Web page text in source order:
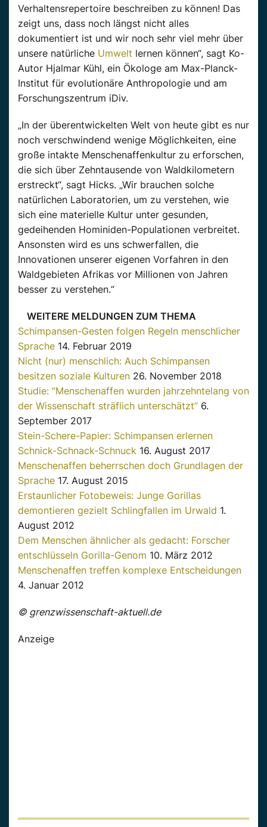
Verhaltensrepertoire beschreiben zu können! Das
zeigt uns, dass noch längst nicht alles
dokumentiert ist und wir noch sehr viel mehr über
unsere natürliche Umwelt lernen können“, sagt Ko-
Autor Hjalmar Kühl, ein Ökologe am Max-Planck-
Institut für evolutionäre Anthropologie und am
Forschungszentrum iDiv.
„In der überentwickelten Welt von heute gibt es nur
noch verschwindend wenige Möglichkeiten, eine
große intakte Menschenaffenkultur zu erforschen,
die sich über Zehntausende von Waldkilometern
erstreckt“, sagt Hicks. „Wir brauchen solche
natürlichen Laboratorien, um zu verstehen, wie
sich eine materielle Kultur unter gesunden,
gedeihenden Hominiden-Populationen verbreitet.
Ansonsten wird es uns schwerfallen, die
Innovationen unserer eigenen Vorfahren in den
Waldgebieten Afrikas vor Millionen von Jahren
besser zu verstehen.“
WEITERE MELDUNGEN ZUM THEMA
Schimpansen-Gesten folgen Regeln menschlicher
Sprache 14. Februar 2019
Nicht (nur) menschlich: Auch Schimpansen
besitzen soziale Kulturen 26. November 2018
Studie: “Menschenaffen wurden jahrzehntelang von
der Wissenschaft sträflich unterschätzt” 6.
September 2017
Stein-Schere-Papier: Schimpansen erlernen
Schnick-Schnack-Schnuck 16. August 2017
Menschenaffen beherrschen doch Grundlagen der
Sprache 17. August 2015
Erstaunlicher Fotobeweis: Junge Gorillas
demontieren gezielt Schlingfallen im Urwald 1.
August 2012
Dem Menschen ähnlicher als gedacht: Forscher
entschlüsseln Gorilla-Genom 10. März 2012
Menschenaffen treffen komplexe Entscheidungen
4. Januar 2012
© grenzwissenschaft-aktuell.de
Anzeige